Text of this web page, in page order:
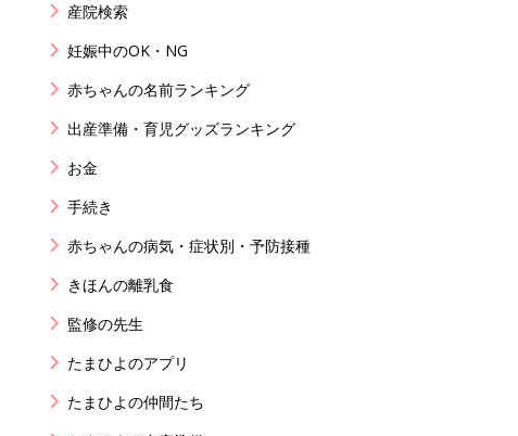
産院検索
妊娠中のOK・NG
赤ちゃんの名前ランキング
出産準備・育児グッズランキング
お金
手続き
赤ちゃんの病気・症状別・予防接種
きほんの離乳食
監修の先生
たまひよのアプリ
たまひよの仲間たち